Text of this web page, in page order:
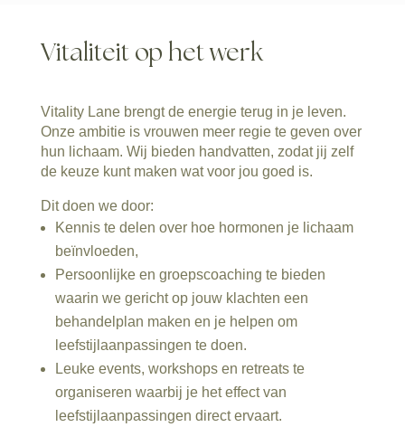
Vitaliteit op het werk
Vitality Lane brengt de energie terug in je leven.
Onze ambitie is vrouwen meer regie te geven over
hun lichaam. Wij bieden handvatten, zodat jij zelf
de keuze kunt maken wat voor jou goed is.
Dit doen we door:
Kennis te delen over hoe hormonen je lichaam
beïnvloeden,
Persoonlijke en groepscoaching te bieden
waarin we gericht op jouw klachten een
behandelplan maken en je helpen om
leefstijlaanpassingen te doen.
Leuke events, workshops en retreats te
organiseren waarbij je het effect van
leefstijlaanpassingen direct ervaart.